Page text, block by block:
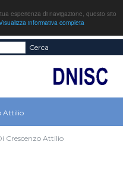
esperienza di navigazione, questo sito
informativa completa
Cerca
Attilio
Crescenzo Attilio